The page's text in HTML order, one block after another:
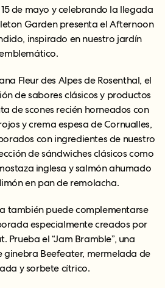
de mayo y celebrando la llegada
Garden presenta el Afternoon
inspirado en nuestro jardín
Fleur des Alpes de Rosenthal, el
de sabores clásicos y productos
de scones recién horneados con
y crema espesa de Cornualles,
con ingredientes de nuestro
de sándwiches clásicos como
inglesa y salmón ahumado
en pan de remolacha.
también puede complementarse
especialmente creados por
Prueba el “Jam Bramble”, una
ginebra Beefeater, mermelada de
y sorbete cítrico.